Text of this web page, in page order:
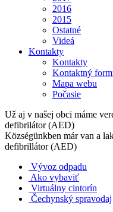
2016
2015
Ostatné
Videá
Kontakty
Kontakty
Kontaktný
Mapa webu
Počasie
Už aj v našej obci máme
defibrilátor (AED)
Községünkben már van a
defibrillátor (AED)
Vývoz odpadu
Ako vybaviť
Virtuálny cintorín
Čechynský spravodaj